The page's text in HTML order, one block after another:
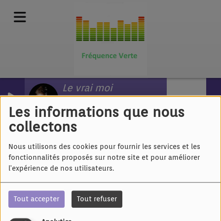
Les informations que nous
collectons
Nous utilisons des cookies pour fournir les services et les
fonctionnalités proposés sur notre site et pour améliorer
l'expérience de nos utilisateurs.
Tout accepter Tout refuser
Le vrai moi
TEO M